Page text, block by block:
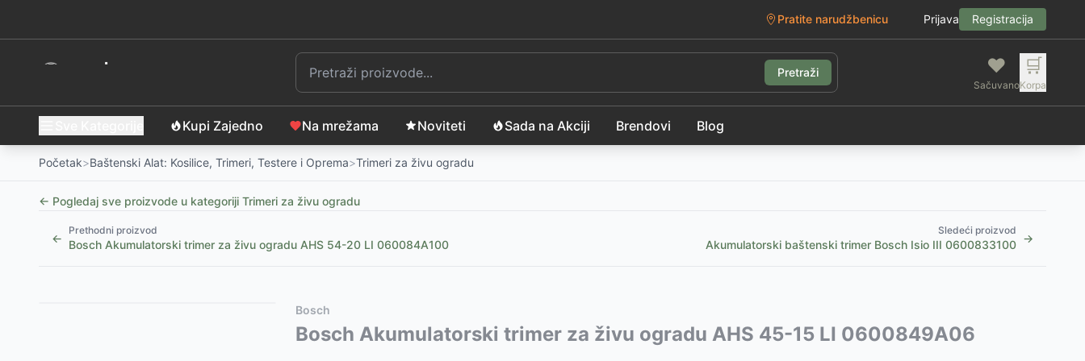
Pratite narudžbenicu Prijava Registracija
Pretraži ❤️
Sačuvano
🛒
Korpa
Kupi Zajedno Na mrežama Noviteti Sada na Akciji Brendovi Blog
Početak>Baštenski Alat: Kosilice, Trimeri, Testere i Oprema>Trimeri za živu ogradu
← Pogledaj sve proizvode u kategoriji Trimeri za živu ogradu
←
Prethodni proizvod
Bosch Akumulatorski trimer za živu ogradu AHS 54-20 LI 060084A100
Sledeći proizvod
Akumulatorski baštenski trimer Bosch Isio III 0600833100 →
FIELDMANN FZN 70405-0 Akumulatorski teleskopski trimer za ogradu 20V (sa baterijom i punjačem)-14499 RSD
Ovaj proizvod nije dostupan, pogledajte slične proizvode:
Bosch
Bosch Akumulatorski trimer za živu ogradu AHS 45-15 LI 0600849A06